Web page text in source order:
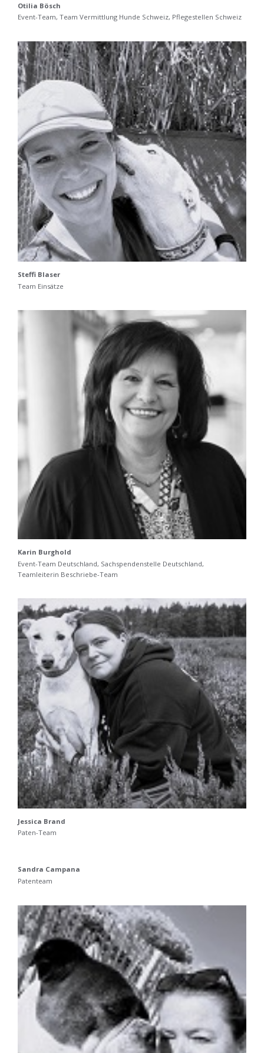
Otilia Bösch
Event-Team, Team Vermittlung Hunde Schweiz, Pflegestellen Schweiz
Steffi Blaser
Team Einsätze
Karin Burghold
Event-Team Deutschland, Sachspendenstelle Deutschland,
Teamleiterin Beschriebe-Team
Jessica Brand
Paten-Team
Sandra Campana
Patenteam